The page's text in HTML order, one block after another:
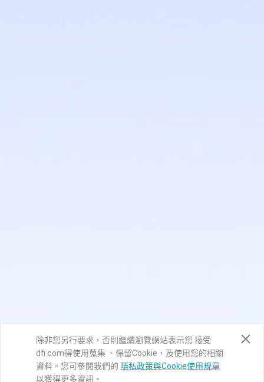
除非您另行要求，否則繼續瀏覽網站表示您 接受
dfi.com得使用蒐集 、保留Cookie，及使用您的相關
資料。您可參閱我們的 隱私政策與Cookie使用規章
以獲得更多資訊。